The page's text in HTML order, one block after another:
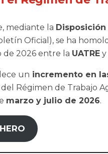
mediante la Disposición
Oficial), se ha
de 2026 entre la UATRE y
un incremento en
Régimen de Trabajo
marzo y julio de 2026.